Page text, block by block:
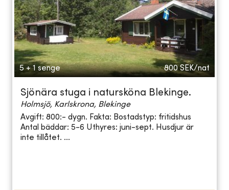
5 + 1 senge 800 SEK/nat
Sjönära stuga i natursköna Blekinge.
Holmsjö, Karlskrona, Blekinge
Avgift: 800:- dygn. Fakta: Bostadstyp: fritidshus
Antal bäddar: 5-6 Uthyres: juni-sept. Husdjur är
inte tillåtet. ...